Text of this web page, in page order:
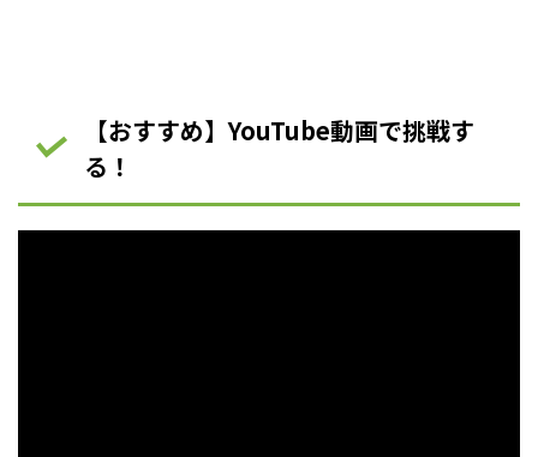
【おすすめ】YouTube動画で挑戦す
る！